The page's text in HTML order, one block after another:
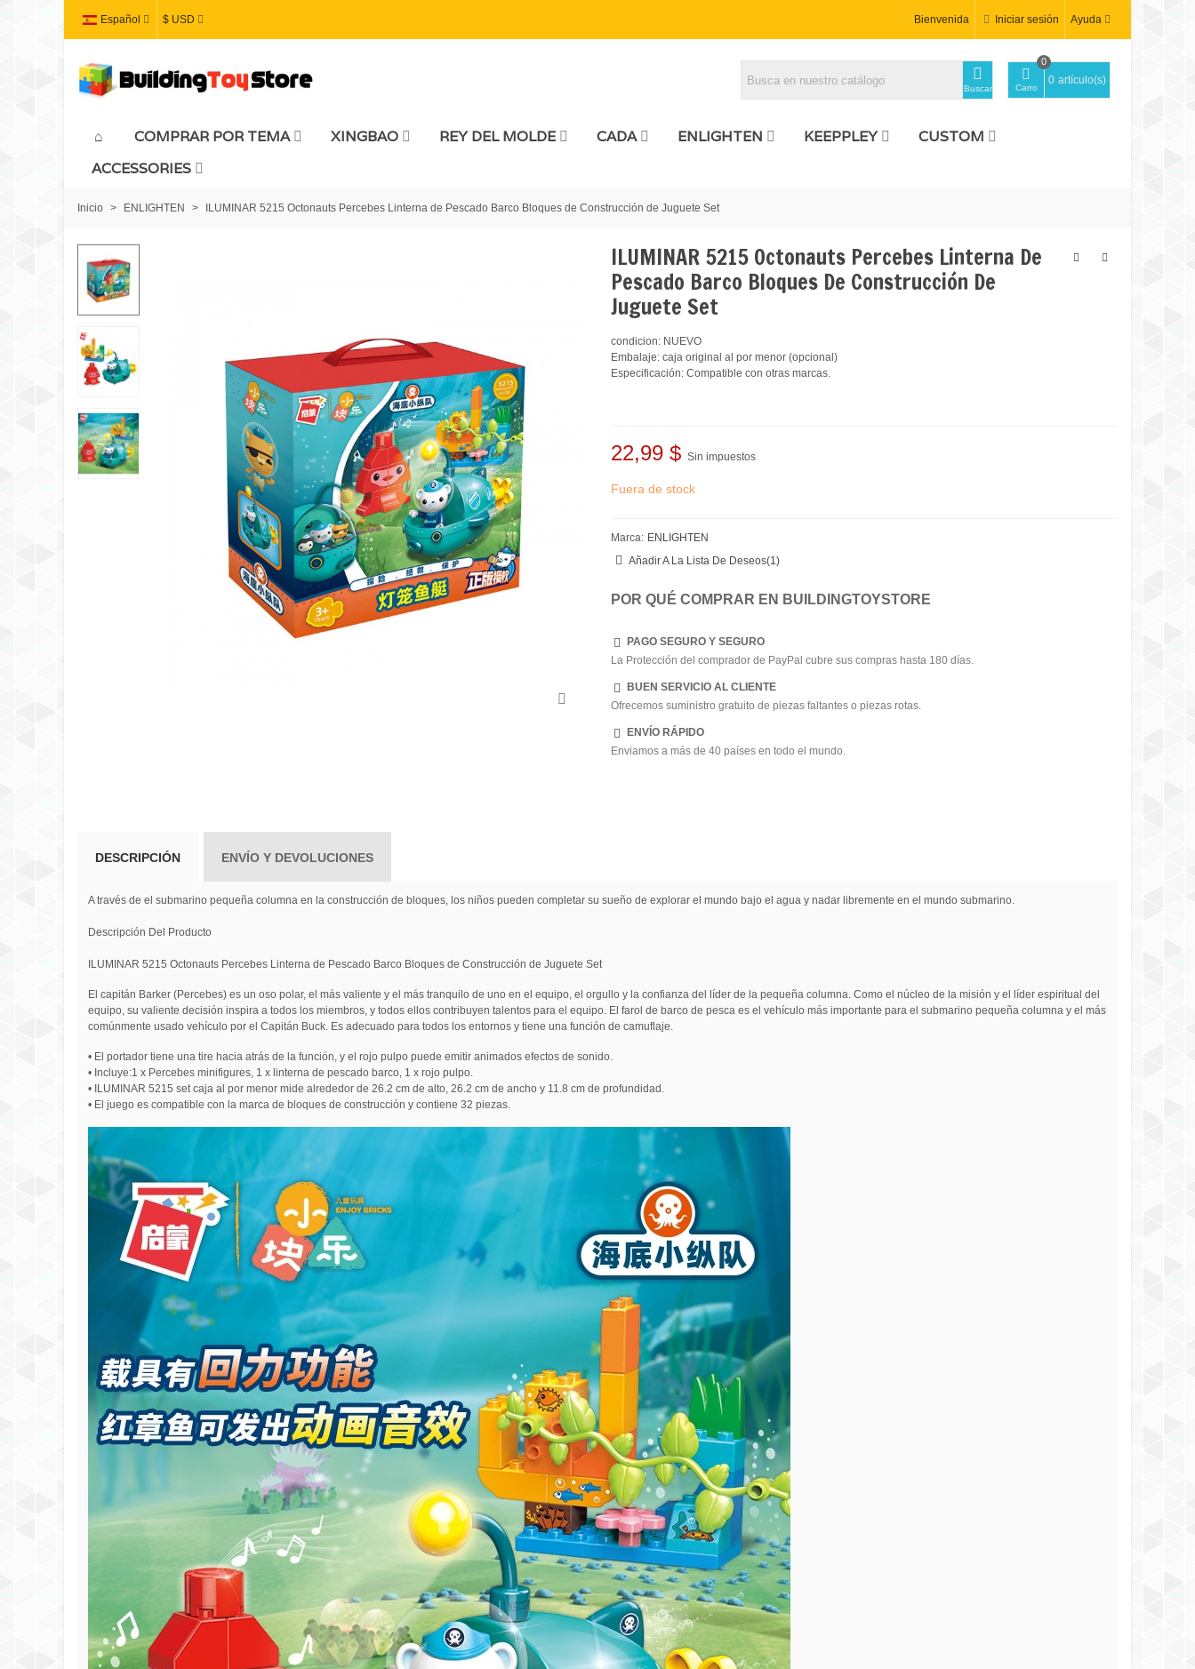
Español $ USD Bienvenida Iniciar sesión Ayuda
Buscar Carro
0
0 artículo(s)
COMPRAR POR TEMA XINGBAO REY DEL MOLDE CADA ENLIGHTEN KEEPPLEY
CUSTOM
ACCESSORIES
Inicio > ENLIGHTEN > ILUMINAR 5215 Octonauts Percebes Linterna de Pescado Barco Bloques de Construcción de Juguete Set
ILUMINAR 5215 Octonauts Percebes Linterna De
Pescado Barco Bloques De Construcción De
Juguete Set
condicion: NUEVO
Embalaje: caja original al por menor (opcional)
Especificación: Compatible con otras marcas.
22,99 $ Sin impuestos
Fuera de stock
Marca: ENLIGHTEN
Añadir A La Lista De Deseos(1)
POR QUÉ COMPRAR EN BUILDINGTOYSTORE
PAGO SEGURO Y SEGURO
La Protección del comprador de PayPal cubre sus compras hasta 180 días.
BUEN SERVICIO AL CLIENTE
Ofrecemos suministro gratuito de piezas faltantes o piezas rotas.
ENVÍO RÁPIDO
Enviamos a más de 40 países en todo el mundo.
DESCRIPCIÓN ENVÍO Y DEVOLUCIONES
A través de el submarino pequeña columna en la construcción de bloques, los niños pueden completar su sueño de explorar el mundo bajo el agua y nadar libremente en el mundo submarino.
Descripción Del Producto
ILUMINAR 5215 Octonauts Percebes Linterna de Pescado Barco Bloques de Construcción de Juguete Set
El capitán Barker (Percebes) es un oso polar, el más valiente y el más tranquilo de uno en el equipo, el orgullo y la confianza del líder de la pequeña columna. Como el núcleo de la misión y el líder espiritual del
equipo, su valiente decisión inspira a todos los miembros, y todos ellos contribuyen talentos para el equipo. El farol de barco de pesca es el vehículo más importante para el submarino pequeña columna y el más
comúnmente usado vehículo por el Capitán Buck. Es adecuado para todos los entornos y tiene una función de camuflaje.
• El portador tiene una tire hacia atrás de la función, y el rojo pulpo puede emitir animados efectos de sonido.
• Incluye:1 x Percebes minifigures, 1 x linterna de pescado barco, 1 x rojo pulpo.
• ILUMINAR 5215 set caja al por menor mide alrededor de 26.2 cm de alto, 26.2 cm de ancho y 11.8 cm de profundidad.
• El juego es compatible con la marca de bloques de construcción y contiene 32 piezas.